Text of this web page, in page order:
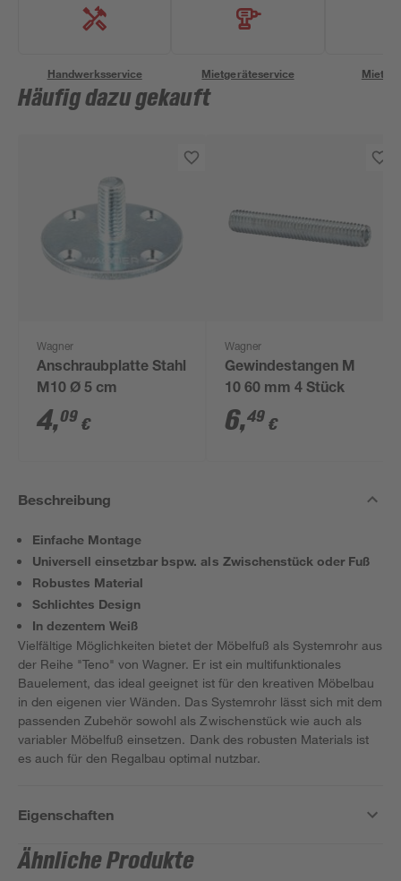
Handwerksservice Mietgeräteservice
Häufig dazu gekauft
Wagner
Anschraubplatte Stahl
M10 Ø 5 cm
4,09 €
Wagner
Gewindestangen M
10 60 mm 4 Stück
6,49 €
Beschreibung
Einfache Montage
Universell einsetzbar bspw. als Zwischenstück oder Fuß
Robustes Material
Schlichtes Design
In dezentem Weiß
Vielfältige Möglichkeiten bietet der Möbelfuß als Systemrohr aus
der Reihe "Teno" von Wagner. Er ist ein multifunktionales
Bauelement, das ideal geeignet ist für den kreativen Möbelbau
in den eigenen vier Wänden. Das Systemrohr lässt sich mit dem
passenden Zubehör sowohl als Zwischenstück wie auch als
variabler Möbelfuß einsetzen. Dank des robusten Materials ist
es auch für den Regalbau optimal nutzbar.
Eigenschaften
Ähnliche Produkte